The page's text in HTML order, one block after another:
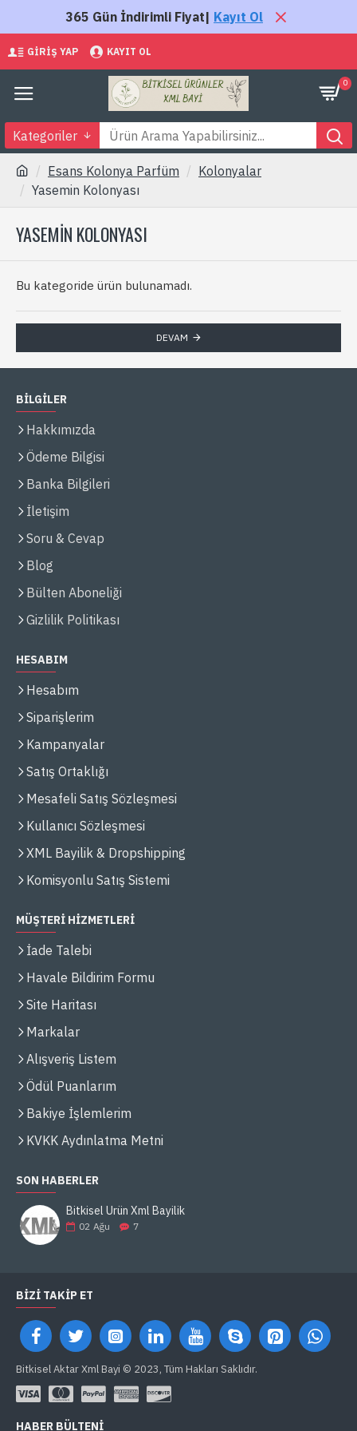
365 Gün İndirimli Fiyat| Kayıt Ol
GIRIŞ YAP KAYIT OL
0
Kategoriler
Esans Kolonya Parfüm
Kolonyalar
Yasemin Kolonyası
YASEMIN KOLONYASI
Bu kategoride ürün bulunamadı.
DEVAM
BİLGİLER
Hakkımızda
Ödeme Bilgisi
Banka Bilgileri
İletişim
Soru & Cevap
Blog
Bülten Aboneliği
Gizlilik Politikası
HESABIM
Hesabım
Siparişlerim
Kampanyalar
Satış Ortaklığı
Mesafeli Satış Sözleşmesi
Kullanıcı Sözleşmesi
XML Bayilik & Dropshipping
Komisyonlu Satış Sistemi
MÜŞTERİ HİZMETLERİ
İade Talebi
Havale Bildirim Formu
Site Haritası
Markalar
Alışveriş Listem
Ödül Puanlarım
Bakiye İşlemlerim
KVKK Aydınlatma Metni
SON HABERLER
Bitkisel Ürün Xml Bayilik
02 Ağu 7
BIZI TAKIP ET
Bitkisel Aktar Xml Bayi © 2023, Tüm Hakları Saklıdır.
HABER BÜLTENI